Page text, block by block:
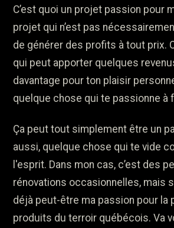
C’est quoi un projet passion pour
projet qui n’est pas
de générer des profits à tout prix.
qui peut apporter quelques
davantage pour ton plaisir
quelque chose qui te passionne à
Ça peut tout simplement être un
aussi, quelque chose qui te vide
l'esprit. Dans mon cas, c’est des
rénovations occasionnelles, mais
déjà peut-être ma passion pour la
produits du terroir québécois. Va